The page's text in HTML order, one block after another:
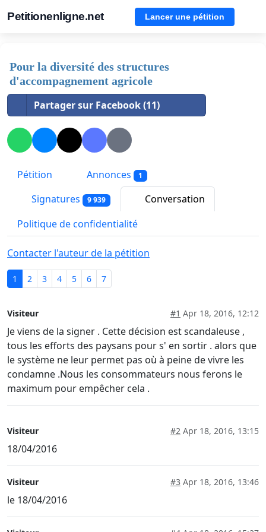
Petitionenligne.net Lancer une pétition
Pour la diversité des structures
d'accompagnement agricole
Partager sur Facebook (11)
Pétition Annonces 1
Signatures 9 939
Conversation
Politique de confidentialité
Contacter l'auteur de la pétition
1 2 3 4 5 6 7
Visiteur #1 Apr 18, 2016, 12:12
Je viens de la signer . Cette décision est scandaleuse ,
tous les efforts des paysans pour s' en sortir . alors que
le système ne leur permet pas où à peine de vivre les
condamne .Nous les consommateurs nous ferons le
maximum pour empêcher cela .
Visiteur #2 Apr 18, 2016, 13:15
18/04/2016
Visiteur #3 Apr 18, 2016, 13:46
le 18/04/2016